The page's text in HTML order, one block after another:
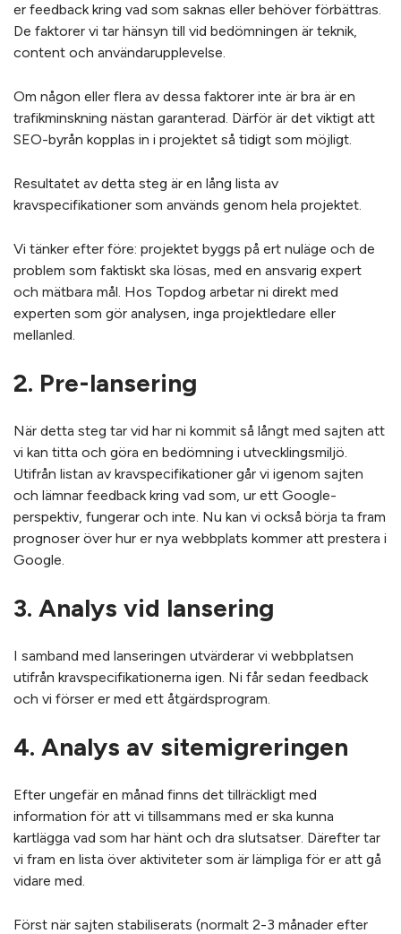
er feedback kring vad som saknas eller behöver förbättras.
De faktorer vi tar hänsyn till vid bedömningen är teknik,
content och användarupplevelse.
Om någon eller flera av dessa faktorer inte är bra är en
trafikminskning nästan garanterad. Därför är det viktigt att
SEO-byrån kopplas in i projektet så tidigt som möjligt.
Resultatet av detta steg är en lång lista av
kravspecifikationer som används genom hela projektet.
Vi tänker efter före: projektet byggs på ert nuläge och de
problem som faktiskt ska lösas, med en ansvarig expert
och mätbara mål. Hos Topdog arbetar ni direkt med
experten som gör analysen, inga projektledare eller
mellanled.
2. Pre-lansering
När detta steg tar vid har ni kommit så långt med sajten att
vi kan titta och göra en bedömning i utvecklingsmiljö.
Utifrån listan av kravspecifikationer går vi igenom sajten
och lämnar feedback kring vad som, ur ett Google-
perspektiv, fungerar och inte. Nu kan vi också börja ta fram
prognoser över hur er nya webbplats kommer att prestera i
Google.
3. Analys vid lansering
I samband med lanseringen utvärderar vi webbplatsen
utifrån kravspecifikationerna igen. Ni får sedan feedback
och vi förser er med ett åtgärdsprogram.
4. Analys av sitemigreringen
Efter ungefär en månad finns det tillräckligt med
information för att vi tillsammans med er ska kunna
kartlägga vad som har hänt och dra slutsatser. Därefter tar
vi fram en lista över aktiviteter som är lämpliga för er att gå
vidare med.
Först när sajten stabiliserats (normalt 2-3 månader efter